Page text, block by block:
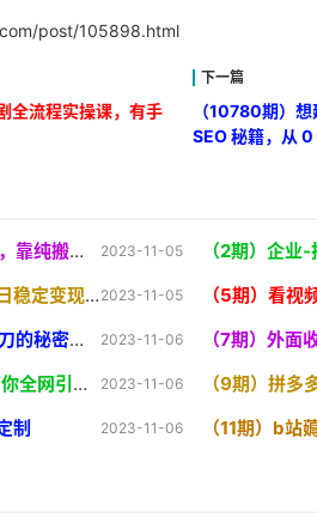
post/105898.html
全流程实操课，有手
（10780期）
SEO 秘籍，从 0
2023-11-05
也能操作【揭秘 （2期）企业-抖音引流
2023-11-05
需写作纯搬运 （5期）看视频就能躺
2023-11-06
（8节课 （7期）外面收费128的
2023-11-06
，（11节课 （9期）拼多多最新薅
2023-11-06
制 （11期）b站薅